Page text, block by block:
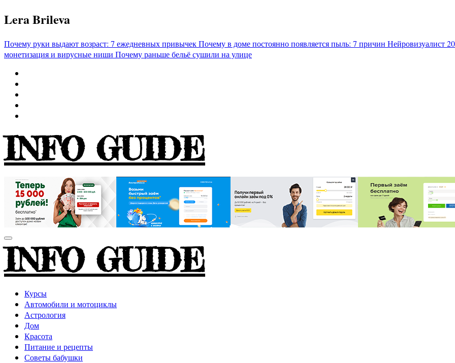
Перейти
к
Lera Brileva
Почему руки выдают возраст: 7 ежедневных привычекПочему в доме постоянно появляется пыль: 7 причин Нейровизуалист
монетизация и вирусные ниши Почему раньше бельё сушили на улице
INFO GUIDE
INFO GUIDE
Курсы
Автомобили и мотоциклы
Астрология
Дом
Красота
Питание и рецепты
Советы бабушки